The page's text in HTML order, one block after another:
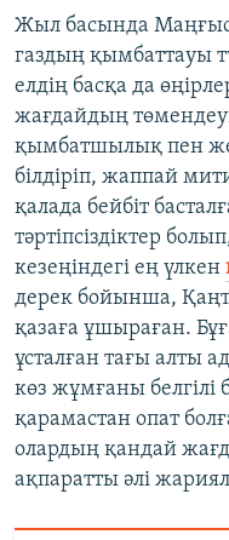
Жыл басында
газдың қымбаттауы
елдің басқа да
жағдайдың
қымбатшылық пен
білдіріп, жаппай
қалада бейбіт
тәртіпсіздіктер
кезеңіндегі ең үлкен
дерек бойынша,
қазаға ұшыраған.
ұсталған тағы алты
көз жұмғаны белгілі
қарамастан опат
олардың қандай
ақпаратты әлі